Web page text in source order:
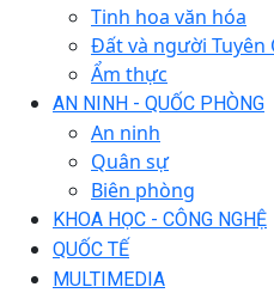
Tinh hoa văn hóa
Đất và người Tuyên
Ẩm thực
AN NINH - QUỐC PHÒNG
An ninh
Quân sự
Biên phòng
KHOA HỌC - CÔNG NGHỆ
QUỐC TẾ
MULTIMEDIA